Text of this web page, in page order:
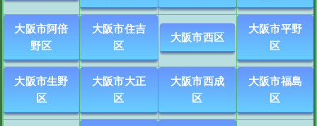
大阪市阿倍
野区
大阪市住吉
区
大阪市西区
大阪市平野
区
大阪市生野
区
大阪市大正
区
大阪市西成
区
大阪市福島
区